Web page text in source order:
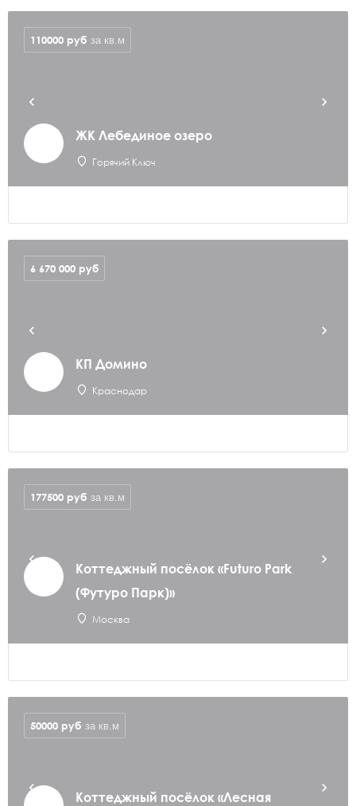
ЖК Лебединое озеро
Горячий Ключ
110000 руб за кв.м
КП Домино
Краснодар
6 670 000 руб
Коттеджный посёлок «Futuro Park
(Футуро Парк)»
Москва
177500 руб за кв.м
Коттеджный посёлок «Лесная
50000 руб за кв.м